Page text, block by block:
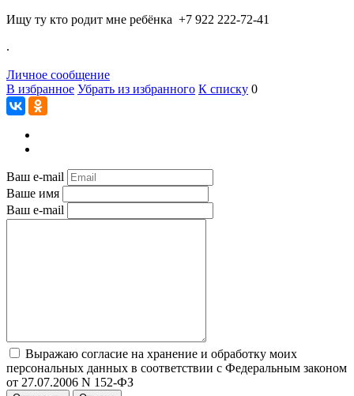
Ищу ту кто родит мне ребёнка +7 922 222-72-41
.
Личное сообщение
В избранное Убрать из избранного К списку 0
Ваш e-mail
Ваше имя
Ваш e-mail
Выражаю согласие на хранение и обработку моих
персональных данных в соответствии с Федеральным законом
от 27.07.2006 N 152-ФЗ